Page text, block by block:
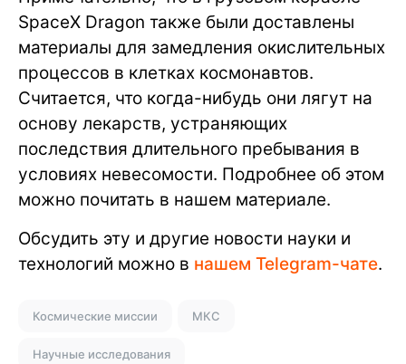
SpaceX Dragon также были доставлены
материалы для замедления окислительных
процессов в клетках космонавтов.
Считается, что когда-нибудь они лягут на
основу лекарств, устраняющих
последствия длительного пребывания в
условиях невесомости. Подробнее об этом
можно почитать в нашем материале.
Обсудить эту и другие новости науки и
технологий можно в нашем Telegram-чате.
Космические миссии МКС
Научные исследования